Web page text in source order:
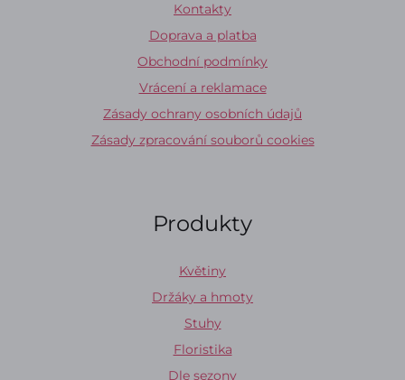
Kontakty
Doprava a platba
Obchodní podmínky
Vrácení a reklamace
Zásady ochrany osobních údajů
Zásady zpracování souborů cookies
Produkty
Květiny
Držáky a hmoty
Stuhy
Floristika
Dle sezony